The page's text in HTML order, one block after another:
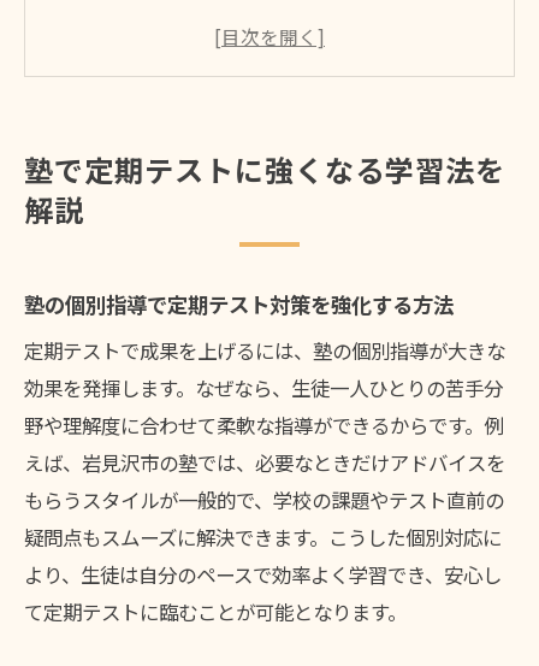
塾を活用した学習習慣づくりの重要性を解
塾で学べる効率的な復習法と暗記術の実践
ト体制
塾のサポートを定期テスト後の振り返りに
活用する
定期テストに役立つ塾のサポート活用術
塾の補習制度を活かした苦手克服のポイン
ト
塾の質問対応サービスで定期テスト直前対
策
塾の模擬テストを活用した実践力向上の方
塾で定期テストに強くなる学習法を
解説
塾の個別指導で定期テスト対策を強化する方法
定期テストで成果を上げるには、塾の個別指導が大きな
効果を発揮します。なぜなら、生徒一人ひとりの苦手分
野や理解度に合わせて柔軟な指導ができるからです。例
えば、岩見沢市の塾では、必要なときだけアドバイスを
もらうスタイルが一般的で、学校の課題やテスト直前の
疑問点もスムーズに解決できます。こうした個別対応に
より、生徒は自分のペースで効率よく学習でき、安心し
て定期テストに臨むことが可能となります。